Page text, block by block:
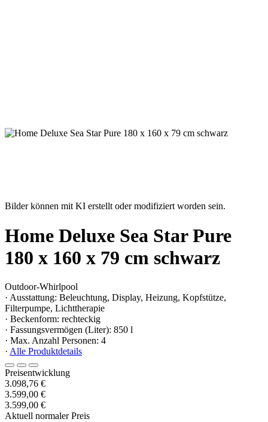
Bilder können mit KI erstellt oder modifiziert worden sein.
Home Deluxe Sea Star Pure
180 x 160 x 79 cm schwarz
Outdoor-Whirlpool
· Ausstattung: Beleuchtung, Display, Heizung, Kopfstütze,
Filterpumpe, Lichttherapie
· Beckenform: rechteckig
· Fassungsvermögen (Liter): 850 l
· Max. Anzahl Personen: 4
· Alle Produktdetails
Preisentwicklung
3.098,76 €
3.599,00 €
3.599,00 €
Aktuell normaler Preis